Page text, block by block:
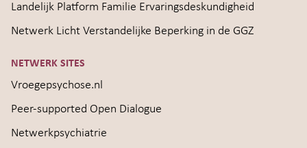
Landelijk Platform Familie Ervaringsdeskundigheid
Netwerk Licht Verstandelijke Beperking in de GGZ
NETWERK SITES
Vroegepsychose.nl
Peer-supported Open Dialogue
Netwerkpsychiatrie